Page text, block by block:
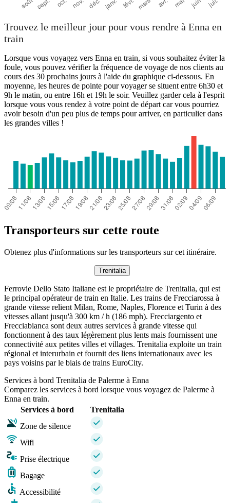
Trouvez le meilleur jour pour vous rendre à Enna en
train
Lorsque vous voyagez vers Enna en train, si vous souhaitez éviter la
foule, vous pouvez vérifier la fréquence de voyage de nos clients au
cours des 30 prochains jours à l'aide du graphique ci-dessous. En
moyenne, les heures de pointe pour voyager se situent entre 6h30 et
9h le matin, ou entre 16h et 19h le soir. Veuillez garder cela à l'esprit
lorsque vous vous rendez à votre point de départ car vous pourriez
avoir besoin d'un peu plus de temps pour arriver, en particulier dans
les grandes villes !
Transporteurs sur cette route
Obtenez plus d'informations sur les transporteurs sur cet itinéraire.
Trenitalia
Ferrovie Dello Stato Italiane est le propriétaire de Trenitalia, qui est
le principal opérateur de train en Italie. Les trains de Frecciarossa à
grande vitesse relient Milan, Rome, Naples, Florence et Turin à des
vitesses allant jusqu'à 300 km / h (186 mph). Frecciargento et
Frecciabianca sont deux autres services à grande vitesse qui
fonctionnent à des taux légèrement plus lents mais fournissent une
connectivité aux petites villes et villages. Trenitalia exploite un train
régional et interurbain et fournit des liens internationaux avec les
pays voisins par le biais de trains EuroCity.
Services à bord Trenitalia de Palerme à Enna
Comparez les services à bord lorsque vous voyagez de Palerme à
Enna en train.
Services à bord
Trenitalia
Zone de silence
Wifi
Prise électrique
Bagage
Accessibilité